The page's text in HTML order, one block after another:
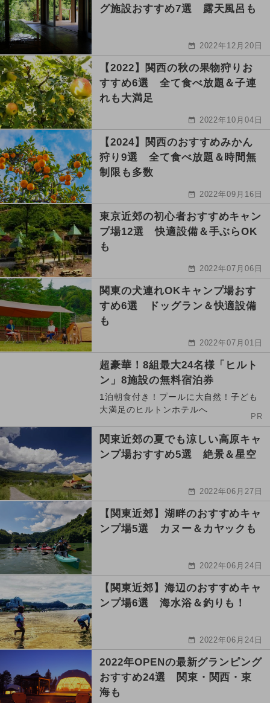
グ施設おすすめ7選 露天風呂も
2022年12月20日
【2022】関西の秋の果物狩りお
すすめ6選 全て食べ放題＆子連
れも大満足
2022年10月04日
【2024】関西のおすすめみかん
狩り9選 全て食べ放題＆時間無
制限も多数
2022年09月16日
東京近郊の初心者おすすめキャン
プ場12選 快適設備＆手ぶらOK
も
2022年07月06日
関東の犬連れOKキャンプ場おす
すめ6選 ドッグラン＆快適設備
も
2022年07月01日
超豪華！8組最大24名様「ヒルト
ン」8施設の無料宿泊券
1泊朝食付き！プールに大自然！子ども
大満足のヒルトンホテルへ
PR
関東近郊の夏でも涼しい高原キャ
ンプ場おすすめ5選 絶景＆星空
2022年06月27日
【関東近郊】湖畔のおすすめキャ
ンプ場5選 カヌー＆カヤックも
2022年06月24日
【関東近郊】海辺のおすすめキャ
ンプ場6選 海水浴＆釣りも！
2022年06月24日
2022年OPENの最新グランピング
おすすめ24選 関東・関西・東
海も